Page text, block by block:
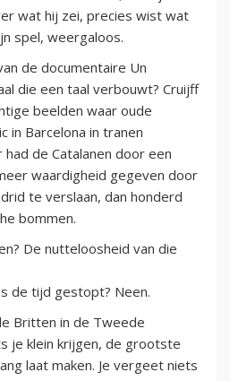
wat hij zei, precies wist wat
spel, weergaloos.
de documentaire Un
die een taal verbouwt? Cruijff
beelden waar oude
in Barcelona in tranen
de Catalanen door een
waardigheid gegeven door
te verslaan, dan honderd
bommen.
De nutteloosheid van die
de tijd gestopt? Neen.
Britten in de Tweede
je klein krijgen, de grootste
laat maken. Je vergeet niets